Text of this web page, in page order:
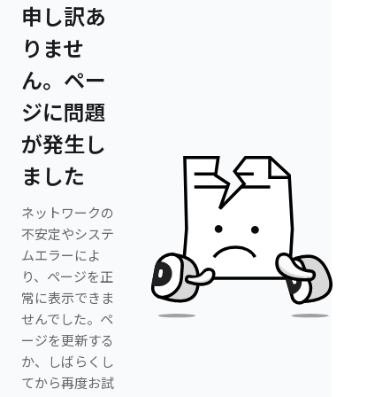
申し訳あ
りませ
ん。ペー
ジに問題
が発生し
ました
ネットワークの
不安定やシステ
ムエラーによ
り、ページを正
常に表示できま
せんでした。ペ
ージを更新する
か、しばらくし
てから再度お試